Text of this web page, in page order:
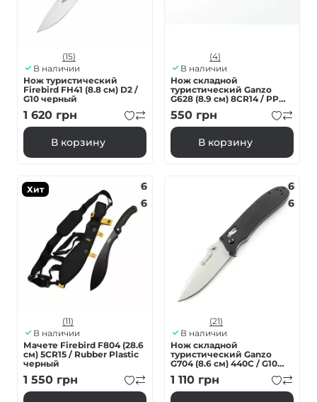
(15)
В наличии
Нож туристический
Firebird FH41 (8.8 см) D2 /
G10 черный
1 620 грн
В корзину
(4)
В наличии
Нож складной
туристический Ganzo
G628 (8.9 см) 8CR14 / PP
алюминий серый
550 грн
В корзину
Хит
6
6
(11)
В наличии
Мачете Firebird F804 (28.6
см) 5CR15 / Rubber Plastic
черный
1 550 грн
6
6
(21)
В наличии
Нож складной
туристический Ganzo
G704 (8.6 см) 440С / G10
черный
1 110 грн